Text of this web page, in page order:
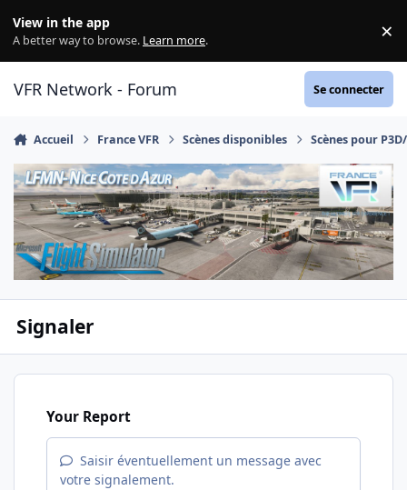
View in the app
A better way to browse. Learn more. ×
VFR Network - Forum Se connecter
Accueil France VFR Scènes disponibles Scènes pour
Signaler
Your Report
Saisir éventuellement un message avec
votre signalement.